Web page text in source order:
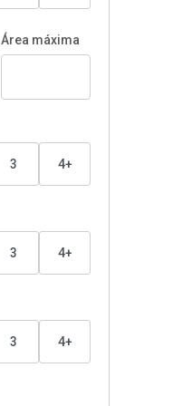
Área máxima
3 4+
3 4+
3 4+